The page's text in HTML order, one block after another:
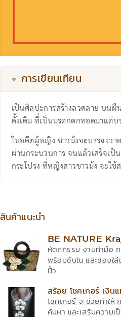
การเขียนเทียน
เป็นศิลปะการสร้างลวดลาย บน
ดั้งเดิม ที่เป็นมรดกตกทอดมาแต่
ในอดีตผู้หญิง ชาวม้งจะบรรจงว
ผ่านกระบวนการ จนแล้วเสร็จเป็น
กระโปรง ที่หญิงสาวชาวม้ง จะใ
สินค้าแนะนำ
BE NATURE
หัตถกรรม งานทำมือ
พร้อมซับใน และช่องใ
นิ้ว
สร้อย โชคเกอร์ เงิน
โชคเกอร์ จะช่วยทำใ
ค้นหา และเสริมความ